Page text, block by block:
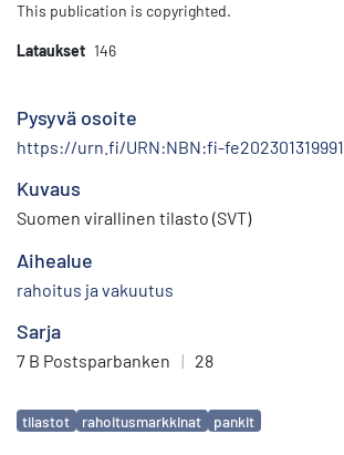
This publication is copyrighted.
Lataukset 146
Pysyvä osoite
https://urn.fi/URN:NBN:fi-fe202301319991
Kuvaus
Suomen virallinen tilasto (SVT)
Aihealue
rahoitus ja vakuutus
Sarja
7 B Postsparbanken | 28
Avainsanat
tilastot rahoitusmarkkinat pankit